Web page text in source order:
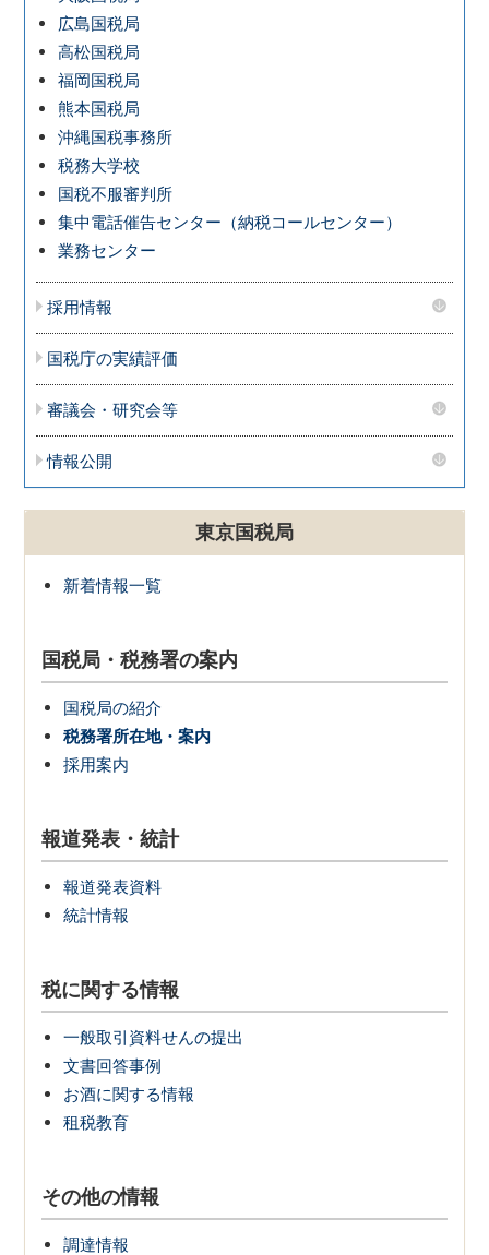
広島国税局
高松国税局
福岡国税局
熊本国税局
沖縄国税事務所
税務大学校
国税不服審判所
集中電話催告センター（納税コールセンター）
業務センター
採用情報
国税庁の実績評価
審議会・研究会等
情報公開
東京国税局
新着情報一覧
国税局・税務署の案内
国税局の紹介
税務署所在地・案内
採用案内
報道発表・統計
報道発表資料
統計情報
税に関する情報
一般取引資料せんの提出
文書回答事例
お酒に関する情報
租税教育
その他の情報
調達情報